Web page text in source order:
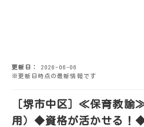
更新日
2026-06-06
※更新日時点の最新情報です
［堺市中区］≪保育教
用）◆資格が活かせる！